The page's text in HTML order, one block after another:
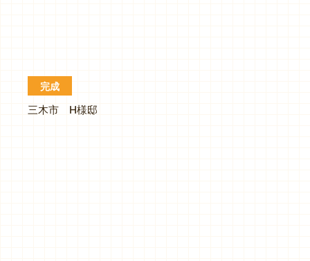
完成
三木市 H様邸